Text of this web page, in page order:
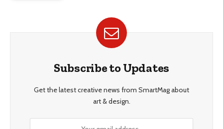
Subscribe to Updates
Get the latest creative news from SmartMag about
art & design.